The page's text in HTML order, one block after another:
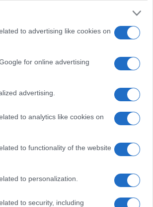
to advertising like cookies on
for online advertising
advertising.
to analytics like cookies on
to functionality of the website
to personalization.
to security, including
πυρ στο σχολείο του ο